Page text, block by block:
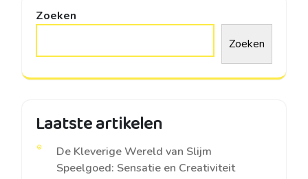
Zoeken
Zoeken
Laatste artikelen
De Kleverige Wereld van Slijm
Speelgoed: Sensatie en Creativiteit